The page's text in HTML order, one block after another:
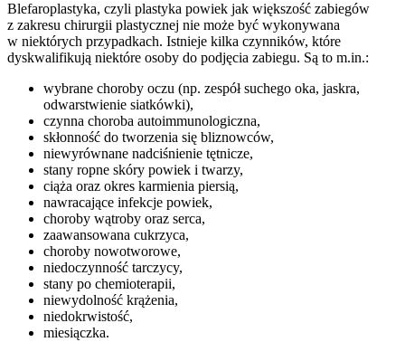
Blefaroplastyka, czyli plastyka powiek jak większość zabiegów
z zakresu chirurgii plastycznej nie może być wykonywana
w niektórych przypadkach. Istnieje kilka czynników, które
dyskwalifikują niektóre osoby do podjęcia zabiegu. Są to m.in.:
wybrane choroby oczu (np. zespół suchego oka, jaskra,
odwarstwienie siatkówki),
czynna choroba autoimmunologiczna,
skłonność do tworzenia się bliznowców,
niewyrównane nadciśnienie tętnicze,
stany ropne skóry powiek i twarzy,
ciąża oraz okres karmienia piersią,
nawracające infekcje powiek,
choroby wątroby oraz serca,
zaawansowana cukrzyca,
choroby nowotworowe,
niedoczynność tarczycy,
stany po chemioterapii,
niewydolność krążenia,
niedokrwistość,
miesiączka.